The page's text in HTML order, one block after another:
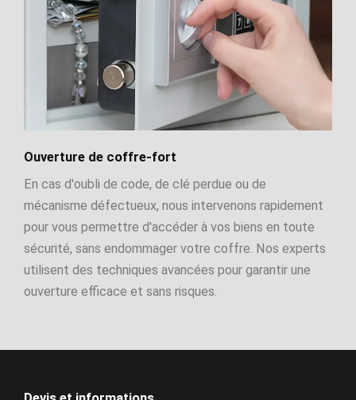
Ouverture de coffre-fort
En cas d'oubli de code, de clé perdue ou de
mécanisme défectueux, nous intervenons rapidement
pour vous permettre d'accéder à vos biens en toute
sécurité, sans endommager votre coffre. Nos experts
utilisent des techniques avancées pour garantir une
ouverture efficace et sans risques.